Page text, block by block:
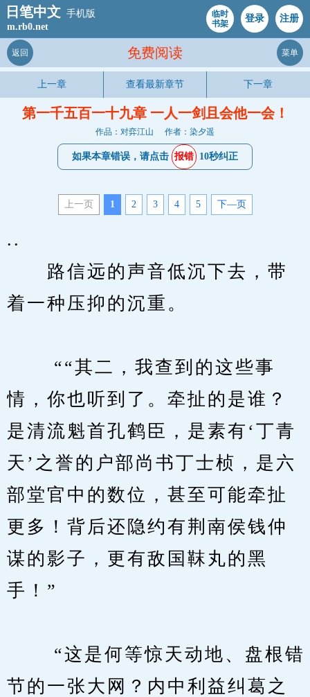
日笔中文 手机版
m.rb0.net
临时
书架
登录 注册
免费阅读
返回 菜单
上一章 查看最新章节 下一章
第一千五百一十九章 一人一剑且会他一会！
作品：对弈江山 作者：染夕遥
如果本章错误，请点击 报错 10秒纠正
上一页 1 2 3 4 5 下—页
..
路信远的声音低沉下去，带
着一种压抑的沉重。
““其二，我查到的这些事
情，你也听到了。牵扯的是谁？
是清流魁首孔鹤臣，是素有‘丁青
天’之誉的户部尚书丁士桢，是六
部堂官中的数位，甚至可能牵扯
更多！背后还隐约有荆南侯钱仲
谋的影子，更有敌国靺丸的黑
手！”
“这是何等惊天动地、盘根错
节的一张大网？内中利益纠葛之